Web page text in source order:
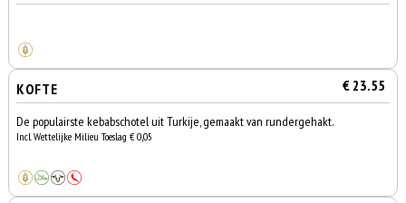
KOFTE € 23.55
De populairste kebabschotel uit Turkije, gemaakt van rundergehakt.
Incl. Wettelijke Milieu Toeslag € 0,05